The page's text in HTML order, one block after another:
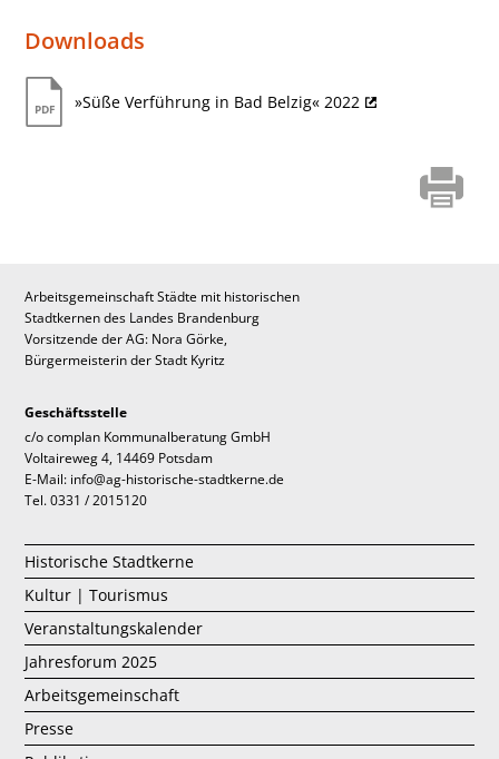
Downloads
»Süße Verführung in Bad Belzig« 2022
Arbeitsgemeinschaft Städte mit historischen
Stadtkernen des Landes Brandenburg
Vorsitzende der AG: Nora Görke,
Bürgermeisterin der Stadt Kyritz
Geschäftsstelle
c/o complan Kommunalberatung GmbH
Voltaireweg 4, 14469 Potsdam
E-Mail: info@ag-historische-stadtkerne.de
Tel. 0331 / 2015120
Historische Stadtkerne
Kultur | Tourismus
Veranstaltungskalender
Jahresforum 2025
Arbeitsgemeinschaft
Presse